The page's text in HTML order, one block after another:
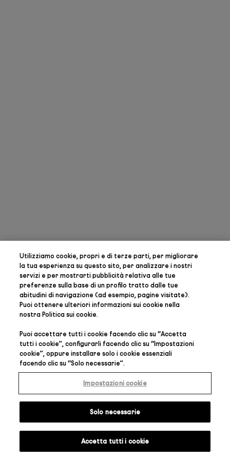
Utilizziamo cookie, propri e di terze parti, permigliorare
la tua esperienza su questo sito, per analizzare i nostri
servizi e per mostrarti pubblicità relativa alle tue
preferenze sulla base di un profilo tratto dalle tue
abitudini di navigazione (ad esempio, pagine visitate).
Puoi ottenere ulteriori informazioni sui cookie nella
nostraPolitica sui cookie.
Puoi accettare tutti i cookie facendo clic su “Accetta
tutti i cookie”, configurarli facendo clic su “Impostazioni
cookie”, oppure installare solo i cookie essenziali
facendo clic su “Solo necessarie”.
Impostazioni cookie
Solo necessarie
Accetta tutti i cookie